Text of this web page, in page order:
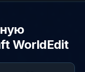
WorldEdit